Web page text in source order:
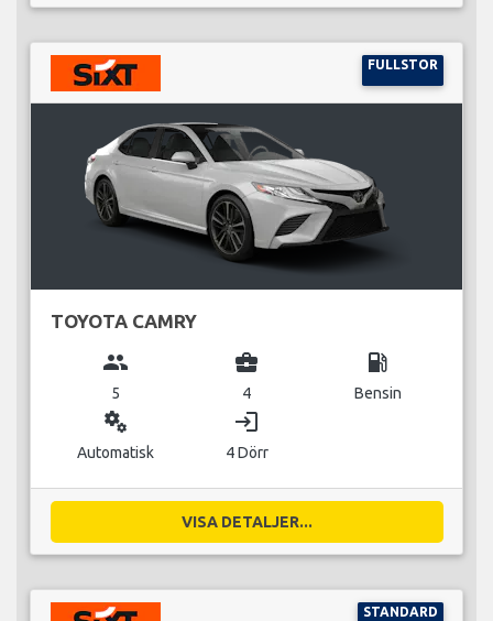
FULLSTOR
TOYOTA CAMRY
group
5
business_center
4
local_gas_station
Bensin
miscellaneous_services
Automatisk
login
4 Dörr
VISA DETALJER...
STANDARD